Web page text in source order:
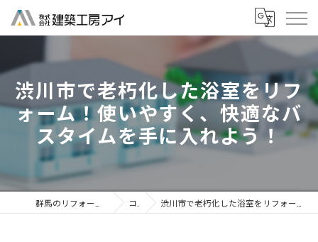
渋川市で老朽化した浴室をリフ
ォーム！使いやすく、快適なバ
スタイムを手に入れよう！
コラム 渋川市で老朽化した浴室をリフォーム！使いやすく、快適なバスタイムを手に入れよう！